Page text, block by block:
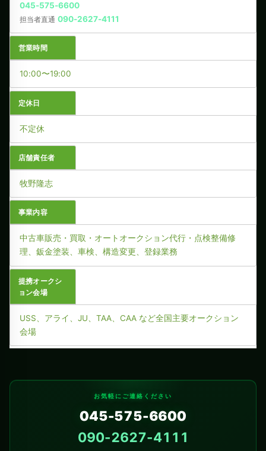
045-575-6600
担当者直通 090-2627-4111
営業時間
10:00〜19:00
定休日
不定休
店舗責任者
牧野隆志
事業内容
中古車販売・買取・オートオークション代行・点検整備修
理、鈑金塗装、車検、構造変更、登録業務
提携オークシ
ョン会場
USS、アライ、JU、TAA、CAA など全国主要オークション
会場
お気軽にご連絡ください
045-575-6600
090-2627-4111